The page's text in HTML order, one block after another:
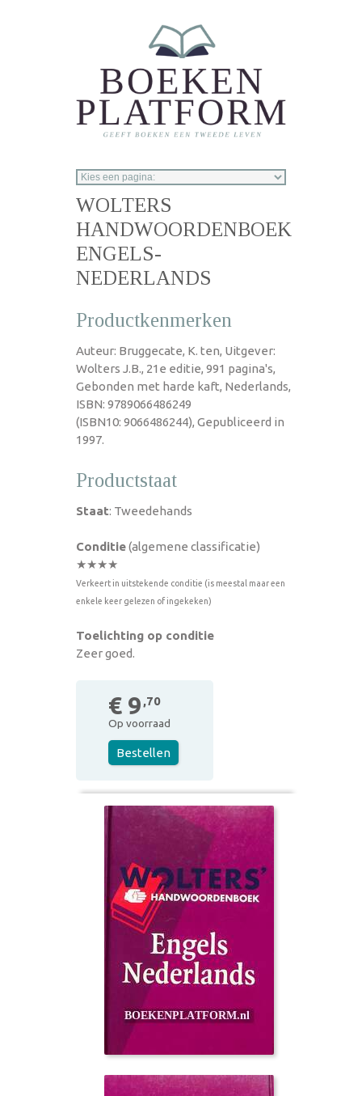
WOLTERS
HANDWOORDENBOEK
ENGELS-
NEDERLANDS
Productkenmerken
Auteur: Bruggecate, K. ten, Uitgever:
Wolters J.B., 21e editie, 991 pagina's,
Gebonden met harde kaft, Nederlands,
ISBN: 9789066486249
(ISBN10: 9066486244), Gepubliceerd in
1997.
Productstaat
Staat: Tweedehands
Conditie(algemene classificatie)
★★★★
Verkeert in uitstekende conditie (is meestal maar een
enkele keer gelezen of ingekeken)
Toelichting op conditie
Zeer goed.
€ 9 ,70
Op voorraad
Bestellen